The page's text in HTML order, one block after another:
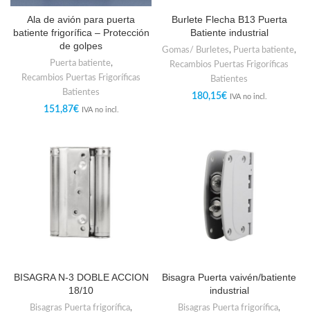
Ala de avión para puerta
batiente frigorífica – Protección
de golpes
Puerta batiente,
Recambios Puertas Frigoríficas
Batientes
151,87€ IVA no incl.
Burlete Flecha B13 Puerta
Batiente industrial
Gomas/ Burletes, Puerta batiente,
Recambios Puertas Frigoríficas
Batientes
180,15€ IVA no incl.
BISAGRA N-3 DOBLE ACCION
18/10
Bisagras Puerta frigorífica,
Bisagra Puerta vaivén/batiente
industrial
Bisagras Puerta frigorífica,